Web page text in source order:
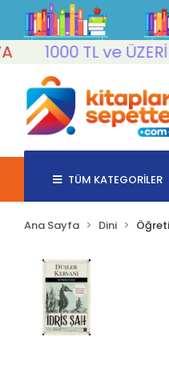
1000 TL ve ÜZERİ
TÜM KATEGORİLER
Ana Sayfa Dini Öğreti